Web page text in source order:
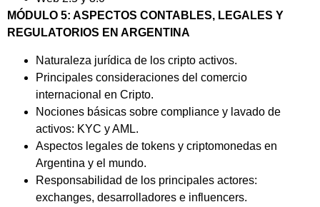
MÓDULO 5: ASPECTOS CONTABLES, LEGALES Y
REGULATORIOS EN ARGENTINA
Naturaleza jurídica de los cripto activos.
Principales consideraciones del comercio
internacional en Cripto.
Nociones básicas sobre compliance y lavado de
activos: KYC y AML.
Aspectos legales de tokens y criptomonedas en
Argentina y el mundo.
Responsabilidad de los principales actores:
exchanges, desarrolladores e influencers.